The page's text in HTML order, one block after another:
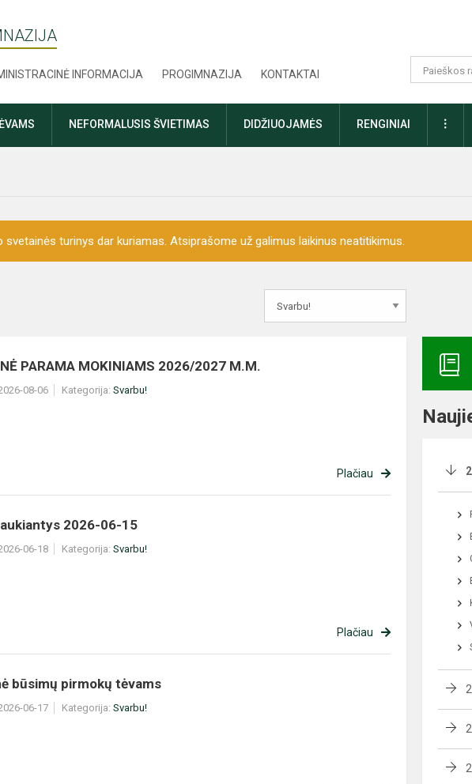
INFORMACIJA PROGIMNAZIJA KONTAKTAI
NEFORMALUSIS ŠVIETIMAS DIDŽIUOJAMĖS RENGINIAI
svetainės turinys dar kuriamas. Atsiprašome už galimus laikinus neatitikimus.
PARAMA MOKINIAMS 2026/2027 M.M.
08-06 Kategorija: Svarbu!
Plačiau
2026-06-15
06-18 Kategorija: Svarbu!
Plačiau
būsimų pirmokų tėvams
06-17 Kategorija: Svarbu!